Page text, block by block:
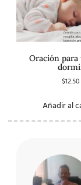
Oración para
$12.50
Añadir al